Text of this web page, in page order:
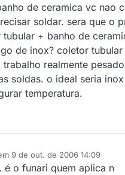
de ceramica vc nao
soldar. sera que o
+ banho de
de inox? coletor tubular
realmente
soldas. o ideal seria
temperatura.
9 de out. de 2006 14:09
por
o funari quem aplica n